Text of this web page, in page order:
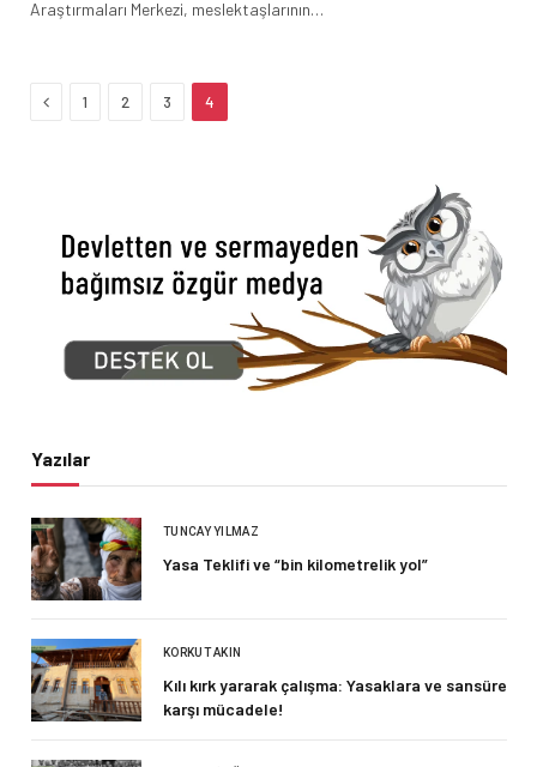
Araştırmaları Merkezi, meslektaşlarının…
Previous
1 2 3 4
Yazılar
TUNCAY YILMAZ
Yasa Teklifi ve “bin kilometrelik yol”
KORKUT AKIN
Kılı kırk yararak çalışma: Yasaklara ve sansüre
karşı mücadele!